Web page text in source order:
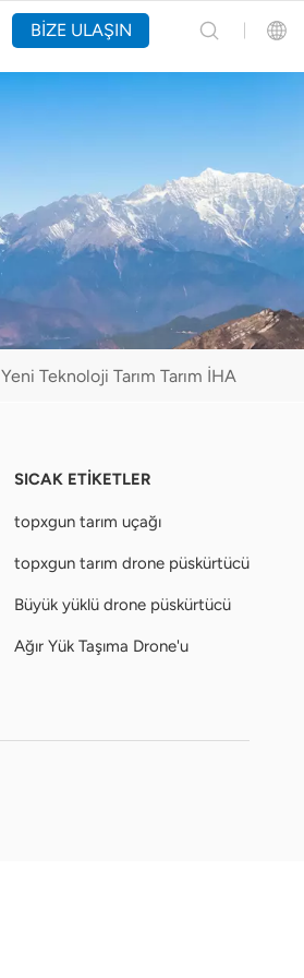
BİZE ULAŞIN
Русский
Português(Portugal)
Português(Brasil)
Türkçe
Yeni Teknoloji Tarım Tarım İHA
SICAK ETİKETLER
topxgun tarım uçağı
topxgun tarım drone püskürtücü
Büyük yüklü drone püskürtücü
Ağır Yük Taşıma Drone'u